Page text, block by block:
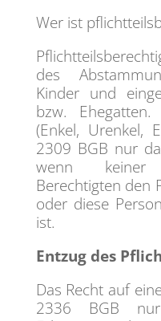
Wer ist
des
Kinder und
bzw. Ehegatten.
(Enkel, Urenkel,
2309 BGB nur
wenn keiner
Berechtigten den
oder diese
ist.
Entzug des
Das Recht auf
2336 BGB